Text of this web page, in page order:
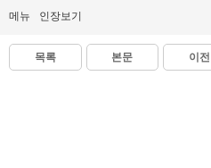
메뉴 인장보기
목록 본문 이전